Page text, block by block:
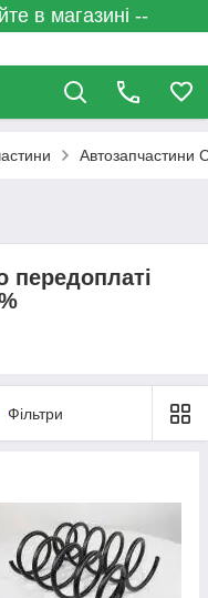
в магазині --
Автозапчастини
передоплаті
Фільтри